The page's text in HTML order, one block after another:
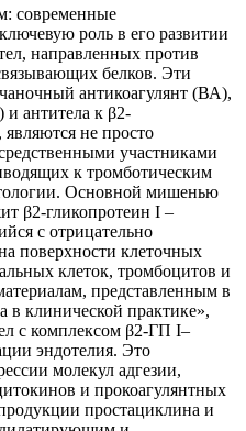
современные
роль в его развитии
направленных против
белков. Эти
антикоагулянт (ВА),
антитела к β2-
не просто
участниками
к тромботическим
Основной мишенью
β2-гликопротеин I –
с отрицательно
поверхности клеточных
клеток, тромбоцитов и
представленным в
клинической практике»,
с комплексом β2-ГП I–
эндотелия. Это
молекул адгезии,
и прокоагулянтных
простациклина и